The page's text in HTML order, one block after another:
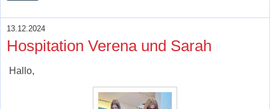
13.12.2024
Hospitation Verena und Sarah
Hallo,